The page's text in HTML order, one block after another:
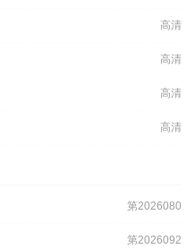
高清
高清
高清
高清
第2026080
第2026092